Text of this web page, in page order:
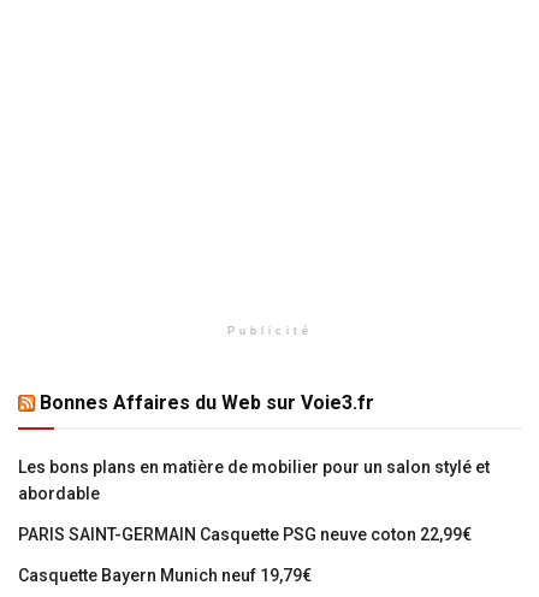
Publicité
Bonnes Affaires du Web sur Voie3.fr
Les bons plans en matière de mobilier pour un salon stylé et
abordable
PARIS SAINT-GERMAIN Casquette PSG neuve coton 22,99€
Casquette Bayern Munich neuf 19,79€